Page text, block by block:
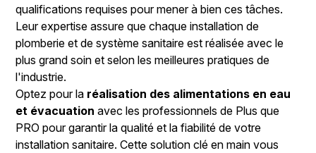
qualifications requises pour mener à bien ces tâches.
Leur expertise assure que chaque installation de
plomberie et de système sanitaire est réalisée avec le
plus grand soin et selon les meilleures pratiques de
l'industrie.
Optez pour la réalisation des alimentations en eau
et évacuation avec les professionnels de Plus que
PRO pour garantir la qualité et la fiabilité de votre
installation sanitaire. Cette solution clé en main vous